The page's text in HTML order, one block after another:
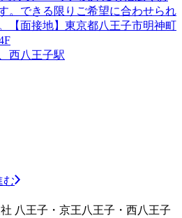
。できる限りご希望に合わせられ
【面接地】東京都八王子市明神町
西八王子駅
む
八王子・京王八王子・西八王子